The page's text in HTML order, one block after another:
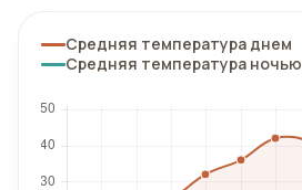
Средняя температура днем
Средняя температура ночью